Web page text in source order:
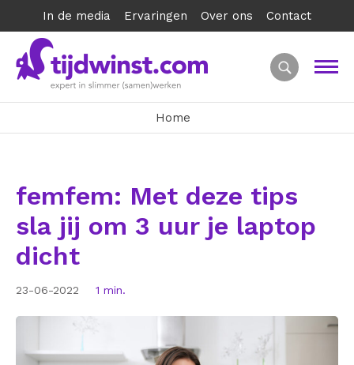
In de media Ervaringen Over ons Contact
Home
femfem: Met deze tips
sla jij om 3 uur je laptop
dicht
23-06-2022 1 min.